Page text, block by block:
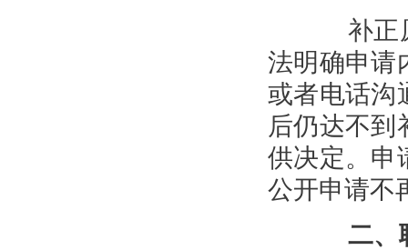
补正原
法明确申请
或者电话沟
后仍达不到
供决定。申
公开申请不
二、